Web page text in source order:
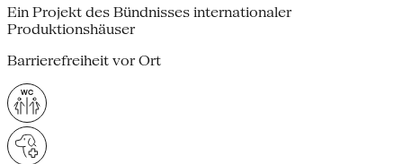
Ein Projekt des Bündnisses internationaler
Produktionshäuser
Barrierefreiheit vor Ort